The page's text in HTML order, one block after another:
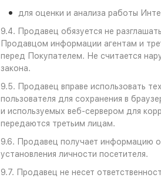
для оценки и анализа работы
9.4. Продавец обязуется не
Продавцом информации агентам и
перед Покупателем. Не считается
закона.
9.5. Продавец вправе использовать
пользователя для сохранения в
и используемых веб-сервером для
передаются третьим лицам.
9.6. Продавец получает информацию
установления личности посетителя.
9.7. Продавец не несет